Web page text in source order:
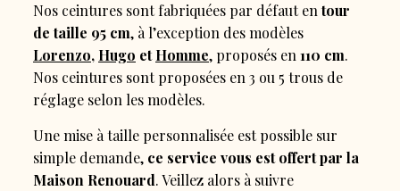
Nos ceintures sont fabriquées par défaut entour
de taille 95 cm, à l’exception des modèles
Lorenzo, Hugo etHomme, proposés en 110 cm.
Nos ceintures sont proposées en 3 ou 5 trous de
réglage selon les modèles.
Une mise à taille personnalisée est possible sur
simple demande, ce service vous est offert par la
Maison Renouard. Veillez alors à suivre